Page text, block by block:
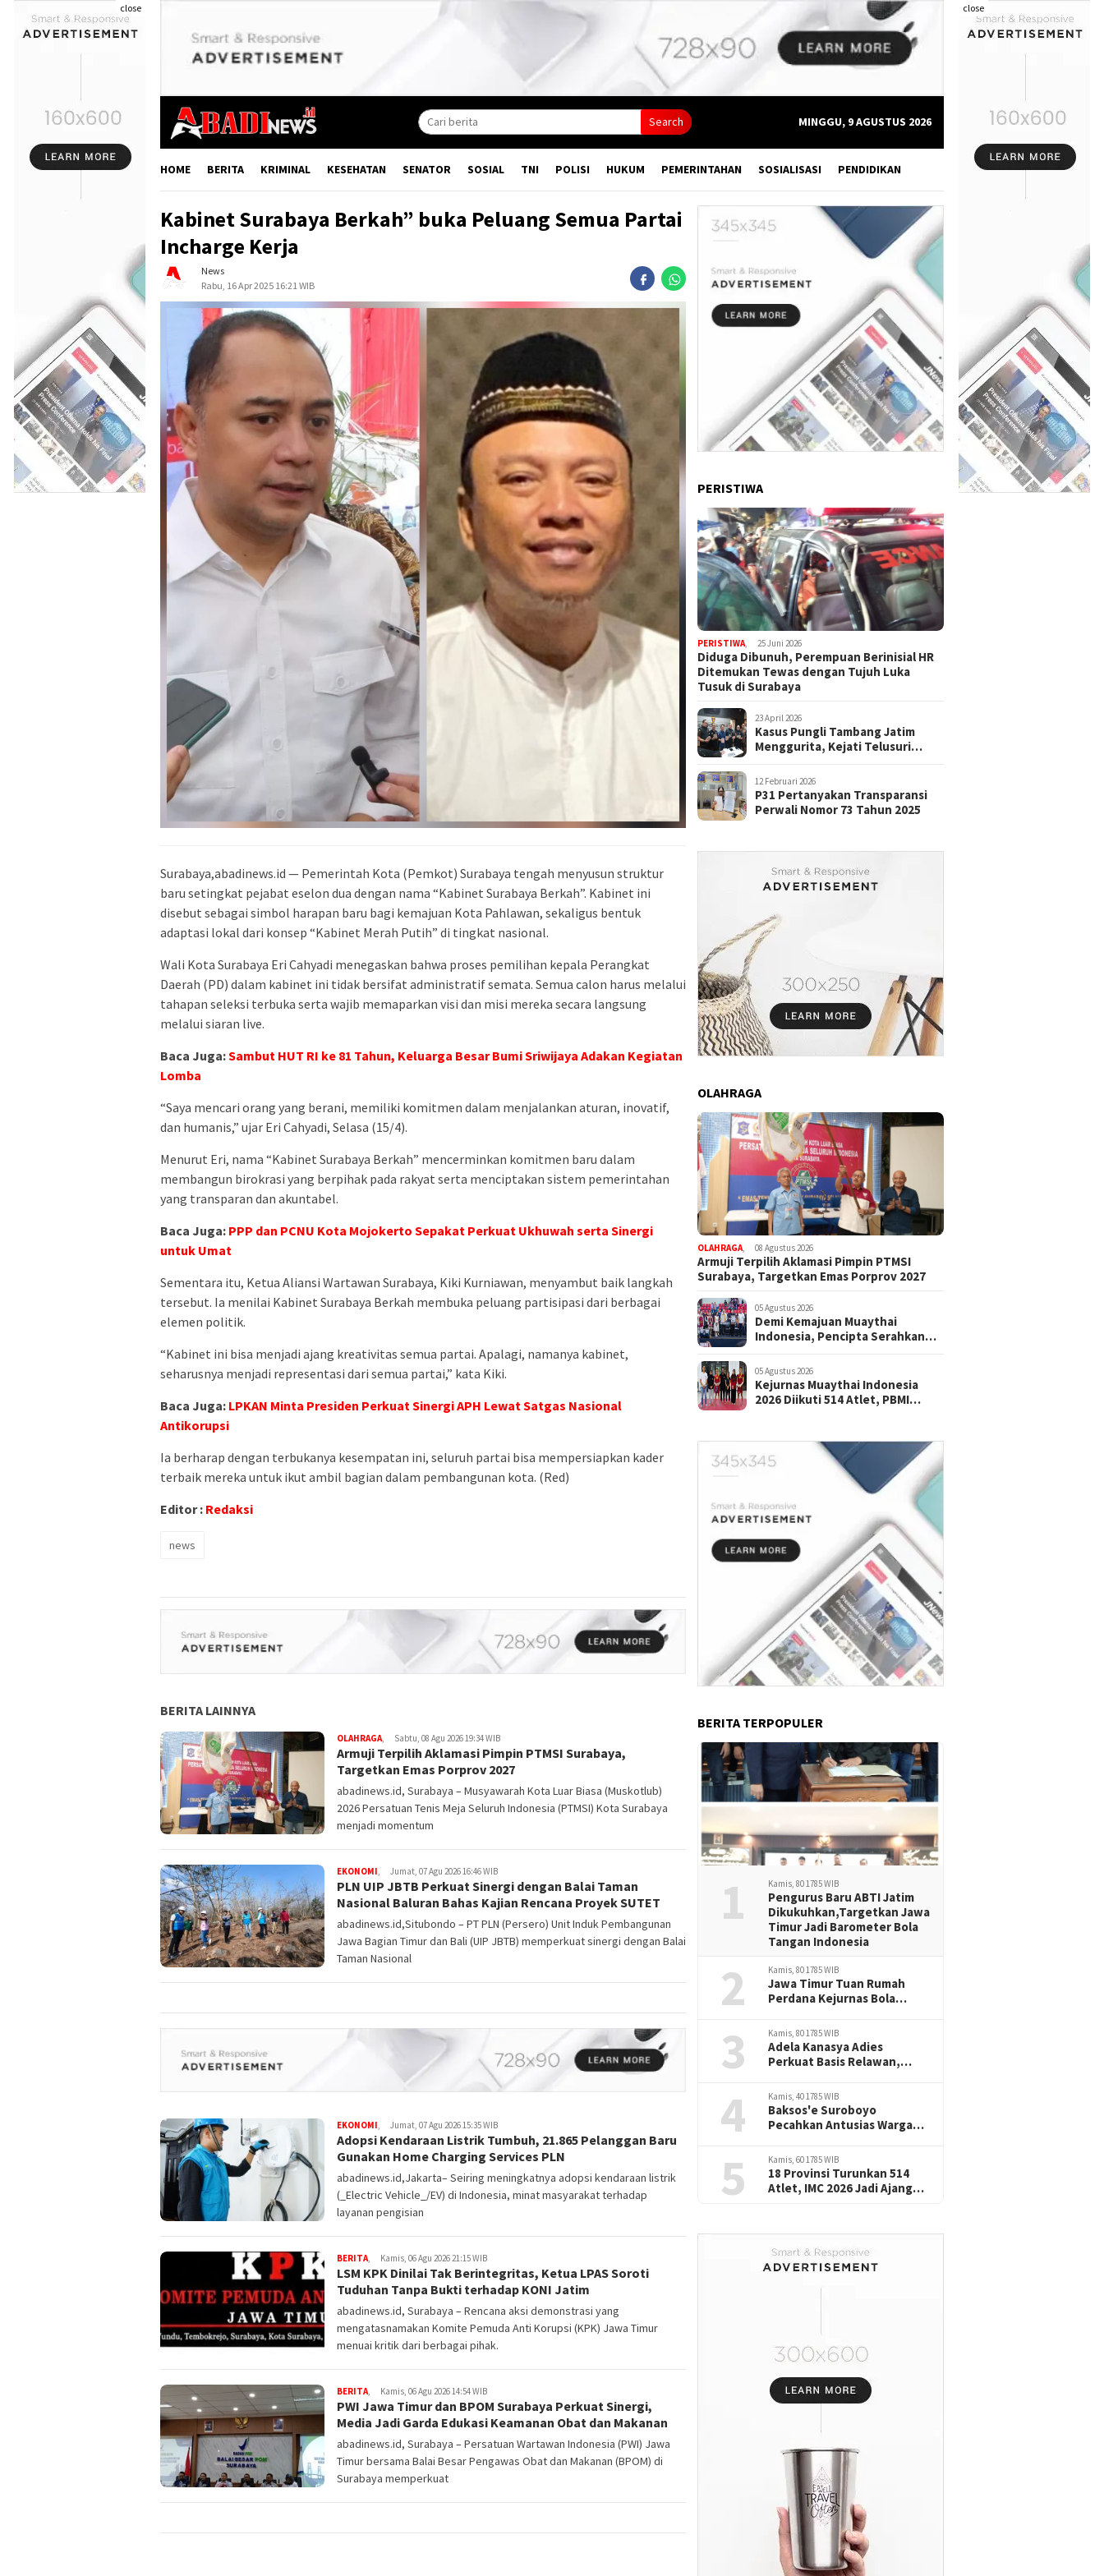
close close
Search MINGGU, 9 AGUSTUS 2026
HOME BERITA KRIMINAL KESEHATAN SENATOR SOSIAL TNI POLISI HUKUM PEMERINTAHAN SOSIALISASI PENDIDIKAN
Kabinet Surabaya Berkah” buka Peluang Semua Partai
Incharge Kerja
News
Rabu, 16 Apr 2025 16:21 WIB
Surabaya,abadinews.id — Pemerintah Kota (Pemkot) Surabaya tengah menyusun struktur
baru setingkat pejabat eselon dua dengan nama “Kabinet Surabaya Berkah”. Kabinet ini
disebut sebagai simbol harapan baru bagi kemajuan Kota Pahlawan, sekaligus bentuk
adaptasi lokal dari konsep “Kabinet Merah Putih” di tingkat nasional.
Wali Kota Surabaya Eri Cahyadi menegaskan bahwa proses pemilihan kepala Perangkat
Daerah (PD) dalam kabinet ini tidak bersifat administratif semata. Semua calon harus melalui
tahapan seleksi terbuka serta wajib memaparkan visi dan misi mereka secara langsung
melalui siaran live.
Baca Juga:Sambut HUT RI ke 81 Tahun, Keluarga Besar Bumi Sriwijaya Adakan Kegiatan
Lomba
“Saya mencari orang yang berani, memiliki komitmen dalam menjalankan aturan, inovatif,
dan humanis,” ujar Eri Cahyadi, Selasa (15/4).
Menurut Eri, nama “Kabinet Surabaya Berkah” mencerminkan komitmen baru dalam
membangun birokrasi yang berpihak pada rakyat serta menciptakan sistem pemerintahan
yang transparan dan akuntabel.
Baca Juga: PPP dan PCNU Kota Mojokerto Sepakat Perkuat Ukhuwah serta Sinergi
untuk Umat
Sementara itu, Ketua Aliansi Wartawan Surabaya, Kiki Kurniawan, menyambut baik langkah
tersebut. Ia menilai Kabinet Surabaya Berkah membuka peluang partisipasi dari berbagai
elemen politik.
“Kabinet ini bisa menjadi ajang kreativitas semua partai. Apalagi, namanya kabinet,
seharusnya menjadi representasi dari semua partai,” kata Kiki.
Baca Juga: LPKAN Minta Presiden Perkuat Sinergi APH Lewat Satgas Nasional
Antikorupsi
Ia berharap dengan terbukanya kesempatan ini, seluruh partai bisa mempersiapkan kader
terbaik mereka untuk ikut ambil bagian dalam pembangunan kota. (Red)
Editor : Redaksi
news
BERITA LAINNYA
OLAHRAGA Sabtu, 08 Agu 2026 19:34 WIB
Armuji Terpilih Aklamasi Pimpin PTMSI Surabaya,
Targetkan Emas Porprov 2027
abadinews.id, Surabaya – Musyawarah Kota Luar Biasa (Muskotlub)
2026 Persatuan Tenis Meja Seluruh Indonesia (PTMSI) Kota Surabaya
menjadi momentum
EKONOMI Jumat, 07 Agu 2026 16:46 WIB
PLN UIP JBTB Perkuat Sinergi dengan Balai Taman
Nasional Baluran Bahas Kajian Rencana Proyek SUTET
abadinews.id,Situbondo – PT PLN (Persero) Unit Induk Pembangunan
Jawa Bagian Timur dan Bali (UIP JBTB) memperkuat sinergi dengan Balai
Taman Nasional
EKONOMI, Jumat, 07 Agu 2026 15:35 WIB
Adopsi Kendaraan Listrik Tumbuh, 21.865 Pelanggan Baru
Gunakan Home Charging Services PLN
abadinews.id,Jakarta– Seiring meningkatnya adopsi kendaraan listrik
(_Electric Vehicle_/EV) di Indonesia, minat masyarakat terhadap
layanan pengisian
BERITA, Kamis, 06 Agu 2026 21:15 WIB
LSM KPK Dinilai Tak Berintegritas, Ketua LPAS Soroti
Tuduhan Tanpa Bukti terhadap KONI Jatim
abadinews.id, Surabaya – Rencana aksi demonstrasi yang
mengatasnamakan Komite Pemuda Anti Korupsi (KPK) Jawa Timur
menuai kritik dari berbagai pihak.
BERITA, Kamis, 06 Agu 2026 14:54 WIB
PWI Jawa Timur dan BPOM Surabaya Perkuat Sinergi,
Media Jadi Garda Edukasi Keamanan Obat dan Makanan
abadinews.id, Surabaya – Persatuan Wartawan Indonesia (PWI) Jawa
Timur bersama Balai Besar Pengawas Obat dan Makanan (BPOM) di
Surabaya memperkuat
PERISTIWA
PERISTIWA, 25 Juni 2026
Diduga Dibunuh, Perempuan Berinisial HR
Ditemukan Tewas dengan Tujuh Luka
Tusuk di Surabaya
23 April 2026
Kasus Pungli Tambang Jatim
Menggurita, Kejati Telusuri
12 Februari 2026
P31 Pertanyakan Transparansi
Perwali Nomor 73 Tahun 2025
OLAHRAGA
OLAHRAGA 08 Agustus 2026
Armuji Terpilih Aklamasi Pimpin PTMSI
Surabaya, Targetkan Emas Porprov 2027
05 Agustus 2026
Demi Kemajuan Muaythai
Indonesia, Pencipta Serahkan
Nusantara kepada PBMI
05 Agustus 2026
Kejurnas Muaythai Indonesia
2026 Diikuti 514 Atlet, PBMI
BERITA TERPOPULER
1 Kamis, 80 1785 WIB
Pengurus Baru ABTI Jatim
Dikukuhkan,Targetkan Jawa
Timur Jadi Barometer Bola
Tangan Indonesia
2 Kamis, 80 1785 WIB
Jawa Timur Tuan Rumah
Perdana Kejurnas Bola
Prestasi Handball Indonesia
3 Kamis, 80 1785 WIB
Adela Kanasya Adies
Perkuat Basis Relawan,
Surabaya-Sidoarjo
4 Kamis, 40 1785 WIB
Baksos'e Suroboyo
Pecahkan Antusias Warga
Terong Magnet Perayaan
HUT RI -81
5 Kamis, 60 1785 WIB
18 Provinsi Turunkan 514
Atlet, IMC 2026 Jadi Ajang